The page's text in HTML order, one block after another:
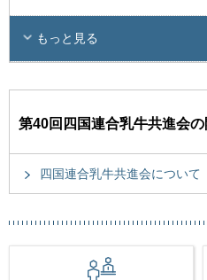
もっと見る
第40回四国連合乳牛共進会
四国連合乳牛共進会について